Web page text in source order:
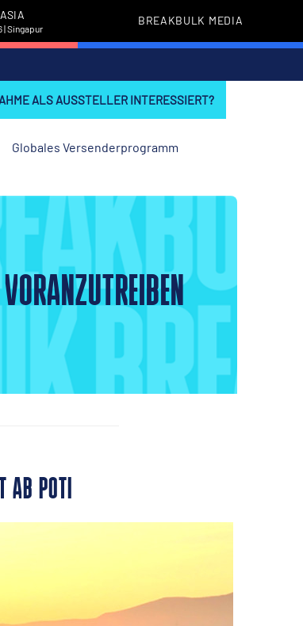
| Singapur
BREAKBULK MEDIA
ALS AUSSTELLER INTERESSIERT?
Globales Versenderprogramm
AB POTI